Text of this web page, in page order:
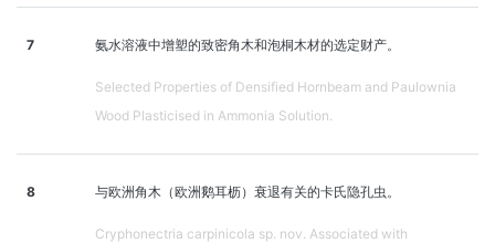
7 氨水溶液中增塑的致密角木和泡桐木材的选定财产。
Selected Properties of Densified Hornbeam and Paulownia
Wood Plasticised in Ammonia Solution.
8 与欧洲角木（欧洲鹅耳枥）衰退有关的卡氏隐孔虫。
Cryphonectria carpinicola sp. nov. Associated with